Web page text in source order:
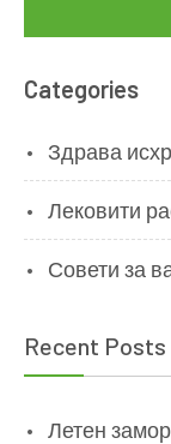
Categories
Здрава
Лековити
Совети за
Recent Posts
Летен